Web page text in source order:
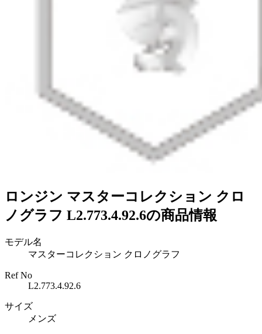
ロンジン マスターコレクション クロ
ノグラフ L2.773.4.92.6の商品情報
モデル名
マスターコレクション クロノグラフ
Ref No
L2.773.4.92.6
サイズ
メンズ